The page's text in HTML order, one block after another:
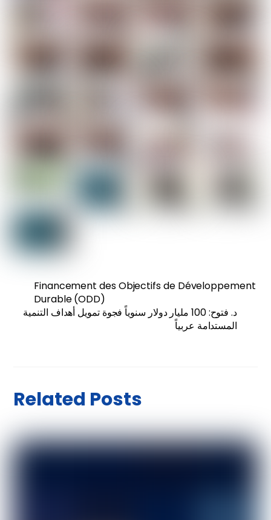
Financement des Objectifs de Développement
Durable (ODD)
د. فتوح: 100 مليار دولار سنوياً فجوة تمويل أهداف التنمية
المستدامة عربياً
Related Posts